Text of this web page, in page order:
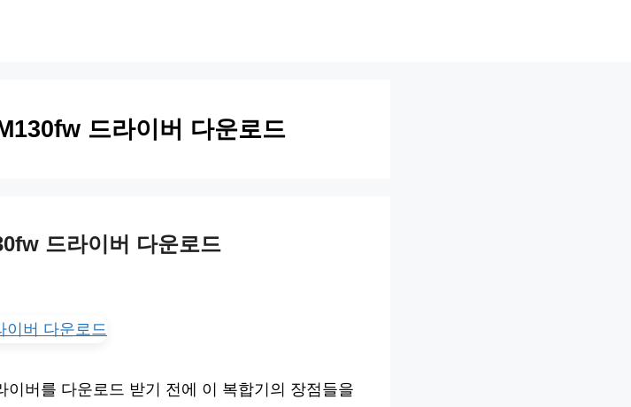
드라이버 다운로드
드라이버 다운로드
버를 다운로드 받기 전에 이 복합기의 장점들을